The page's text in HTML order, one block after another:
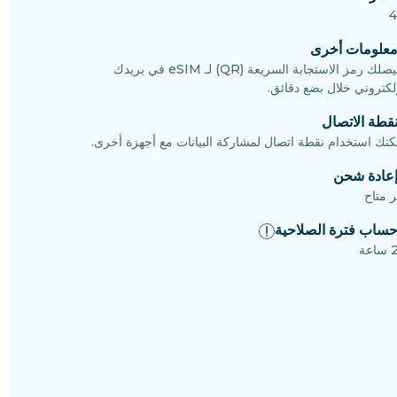
معلومات أخرى
سيصلك رمز الاستجابة السريعة (QR) لـ eSIM في بريدك
خلال بضع دقائق.
نقطة الاتصال
استخدام نقطة اتصال لمشاركة البيانات مع أجهزة أخرى.
إعادة شحن
متاح
حساب فترة الصلاحية